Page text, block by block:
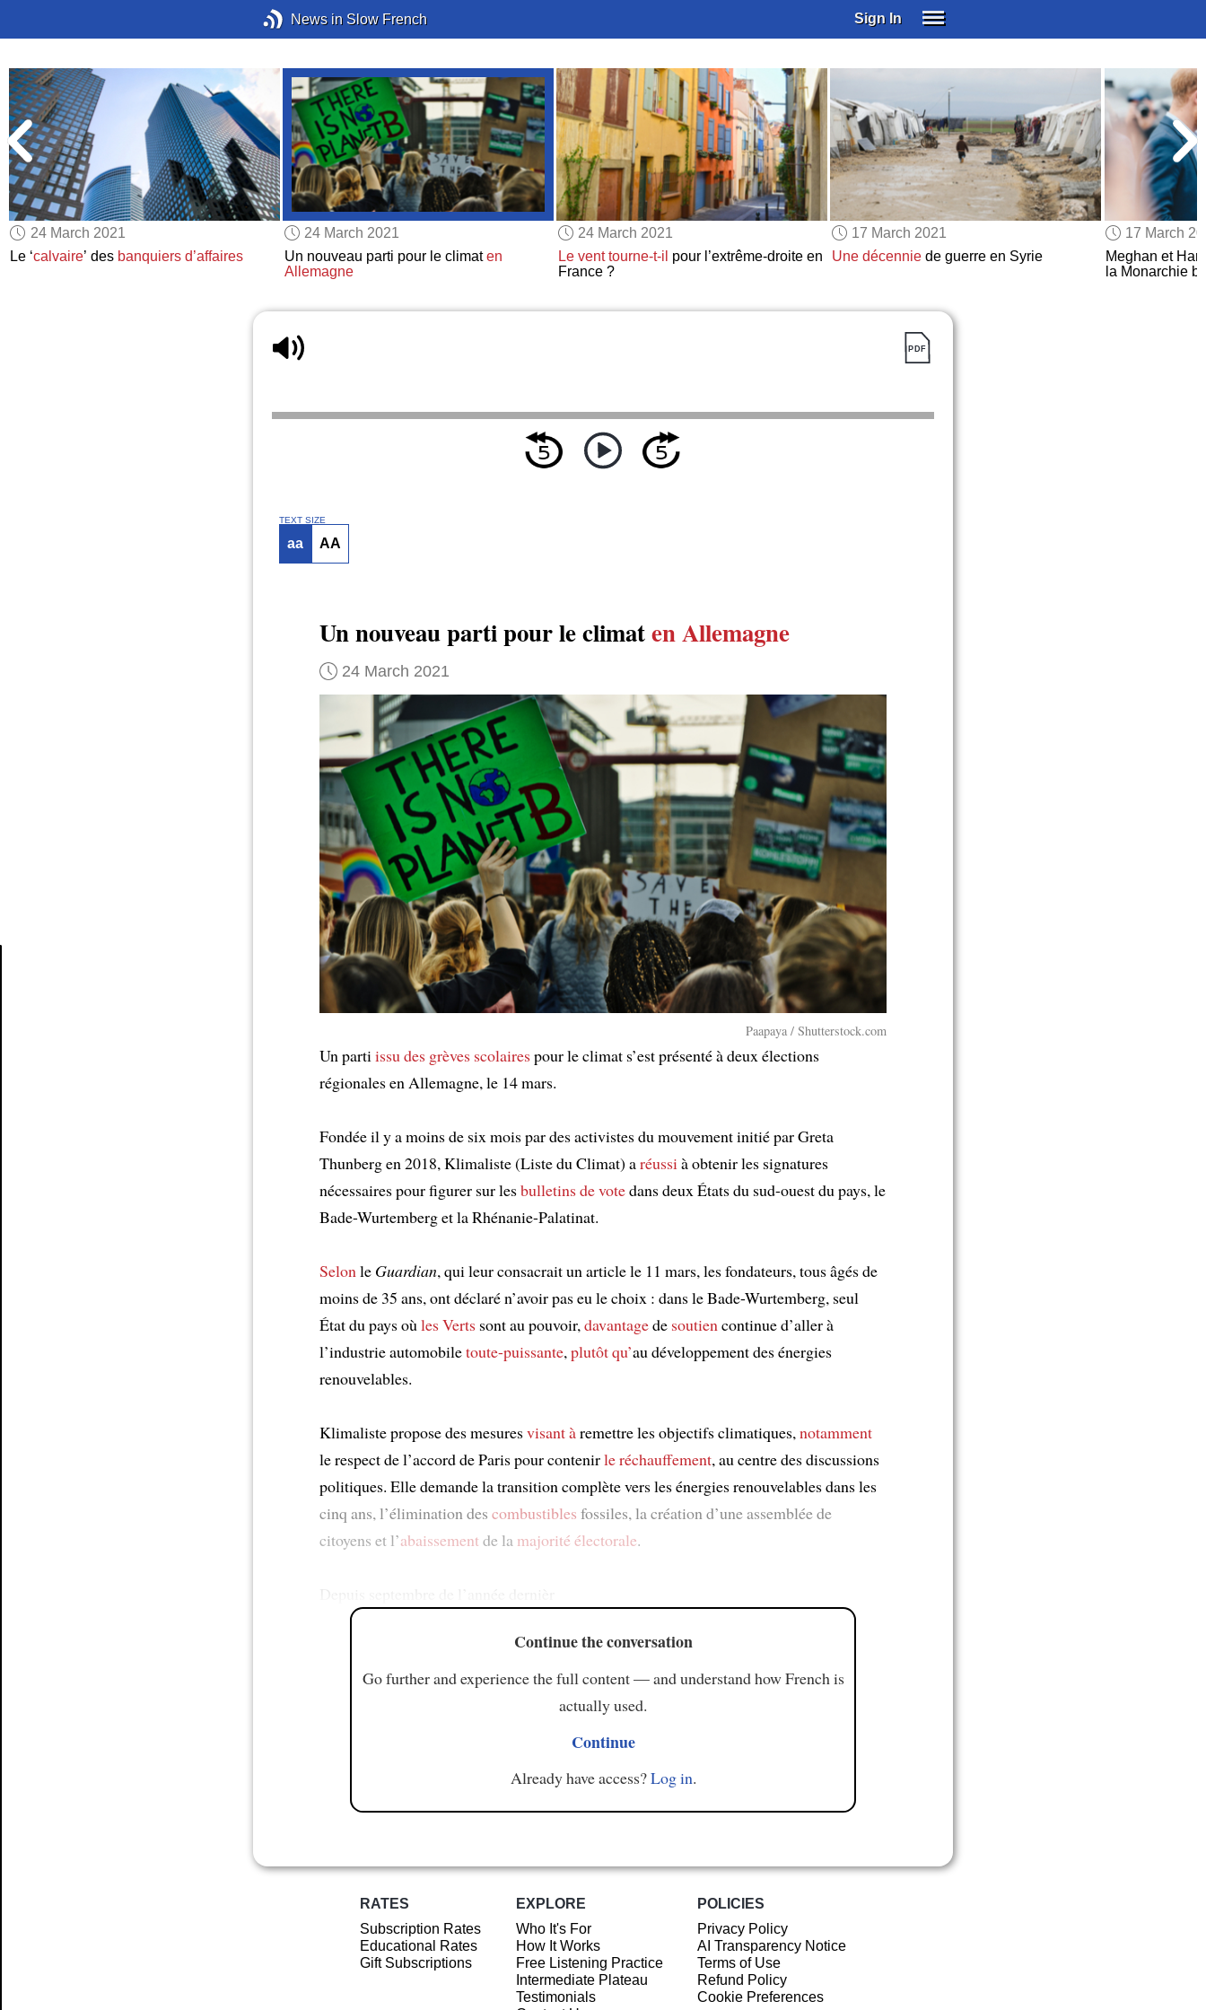
News in Slow French Sign In
EDUCATIONAL LICENSES
GIFT CARDS
OTHER LANGUAGES
ABOUT US
ALEXA
ADJUST COLORS
24 March 2021
Le ‘calvaire’ des banquiers d’affaires
24 March 2021
Un nouveau parti pour le climaten
Allemagne
24 March 2021
Le vent tourne-t-il pour l’extrême-droite en
France ?
17 March 2021
Une décenniede guerre en Syrie
17 March
Meghan et
la Monarchie
TEXT SIZE
aa AA
Un nouveau parti pour le climaten Allemagne
24 March 2021
Paapaya / Shutterstock.com
Un parti issu des grèves scolairespour le climat s’est présenté à deux élections
régionales en Allemagne, le 14 mars.
Fondée il y a moins de six mois par des activistes du mouvement initié par Greta
Thunberg en 2018, Klimaliste (Liste du Climat) aréussi à obtenir les signatures
nécessaires pour figurer sur lesbulletins de votedans deux États du sud-ouest du pays, le
Bade-Wurtemberg et la Rhénanie-Palatinat.
Selon le Guardian, qui leur consacrait un article le 11 mars, les fondateurs, tous âgés de
moins de 35 ans, ont déclaré n’avoir pas eu le choix : dans le Bade-Wurtemberg, seul
État du pays où les Verts sont au pouvoir, davantagede soutien continue d’aller à
l’industrie automobiletoute-puissante, plutôt qu’au développement des énergies
renouvelables.
Klimaliste propose des mesuresvisant àremettre les objectifs climatiques, notamment
le respect de l’accord de Paris pour contenirle réchauffement, au centre des discussions
politiques. Elle demande la transition complète vers les énergies renouvelables dans les
cinq ans, l’élimination des combustibles fossiles, la création d’une assemblée de
citoyens et l’abaissementde la majorité électorale.
Continue the conversation
Go further and experience the full content — and understand how French is
actually used.
Continue
Already have access?Log in.
RATES
Subscription Rates
Educational Rates
Gift Subscriptions
EXPLORE
Who It's For
How It Works
Free Listening Practice
Intermediate Plateau
Testimonials
POLICIES
Privacy Policy
AI Transparency Notice
Terms of Use
Refund Policy
Cookie Preferences